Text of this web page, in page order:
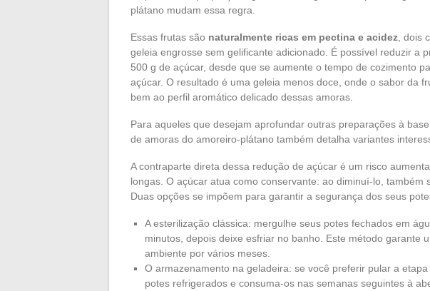
plátano mudam essa regra.
Essas frutas são naturalmente ricas em pectina e acidez , dois
geleia engrosse sem gelificante adicionado. É possível reduzir a
500 g de açúcar, desde que se aumente o tempo de cozimento
açúcar. O resultado é uma geleia menos doce, onde o sabor da
bem ao perfil aromático delicado dessas amoras.
Para aqueles que desejam aprofundar outras preparações à
de amoras do amoreiro-plátano também detalha variantes
A contraparte direta dessa redução de açúcar é um risco
longas. O açúcar atua como conservante: ao diminuí-lo, também
Duas opções se impõem para garantir a segurança dos seus
A esterilização clássica: mergulhe seus potes fechados em
minutos, depois deixe esfriar no banho. Este método garante
ambiente por vários meses.
O armazenamento na geladeira: se você preferir pular a
potes refrigerados e consuma-os nas semanas seguintes à